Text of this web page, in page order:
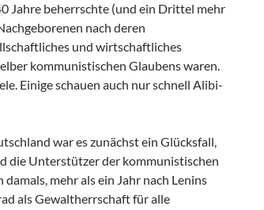
Jahre beherrschte (und ein Drittel mehr
nach deren
und wirtschaftliches
kommunistischen Glaubens waren.
Einige schauen auch nur schnell Alibi-
war es zunächst ein Glücksfall,
die Unterstützer der kommunistischen
damals, mehr als ein Jahr nach Lenins
als Gewaltherrschaft für alle